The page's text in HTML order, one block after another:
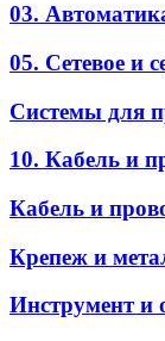
03.
05. Сетевое и
Системы для
10. Кабель и
Кабель и
Крепеж и
Инструмент и